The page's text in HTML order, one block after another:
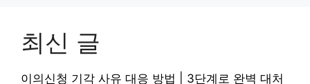
최신 글
이의신청 기각 사유 대응 방법 | 3단계로 완벽 대처